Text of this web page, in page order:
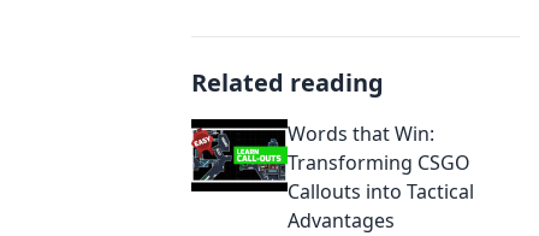
Related reading
Words that Win:
Transforming CSGO
Callouts into Tactical
Advantages